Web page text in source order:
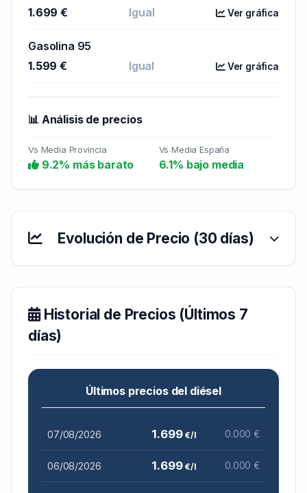
1.699 €
Igual Ver gráfica
Gasolina 95
1.599 €
Igual Ver gráfica
📊 Análisis de precios
Vs Media Provincia
9.2% más barato
Vs Media España
6.1% bajo media
Evolución de Precio (30 días)
Historial de Precios (Últimos 7
días)
Últimos precios del diésel
07/08/2026 1.699€/l 0.000 €
06/08/2026 1.699€/l 0.000 €